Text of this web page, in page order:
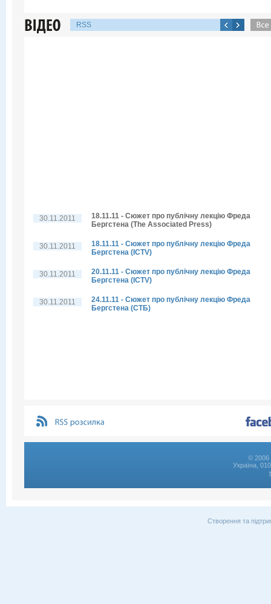
RSS
30.11.2011
18.11.11 - Сюжет про публічну лекцію Фреда
Бергстена (The Associated Press)
30.11.2011
18.11.11 - Сюжет про публічну лекцію Фреда
Бергстена (ICTV)
30.11.2011
20.11.11 - Сюжет про публічну лекцію Фреда
Бергстена (ICTV)
30.11.2011
24.11.11 - Сюжет про публічну лекцію Фреда
Бергстена (СТБ)
© 2006
Україна,
Створення та